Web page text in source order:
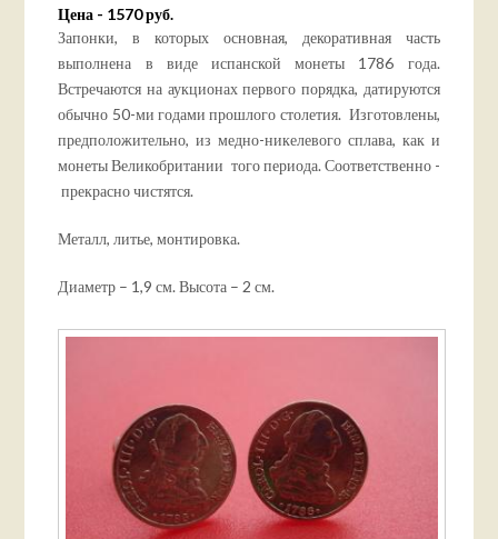
Цена - 1570 руб.
Запонки, в которых основная, декоративная часть
выполнена в виде испанской монеты 1786 года.
Встречаются на аукционах первого порядка, датируются
обычно 50-ми годами прошлого столетия. Изготовлены,
предположительно, из медно-никелевого сплава, как и
монеты Великобритании того периода. Соответственно -
прекрасно чистятся.
Металл, литье, монтировка.
Диаметр – 1,9 см. Высота – 2 см.